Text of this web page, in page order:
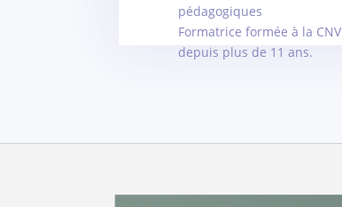
pédagogiques
Formatrice formée à la CNV
depuis plus de 11 ans.